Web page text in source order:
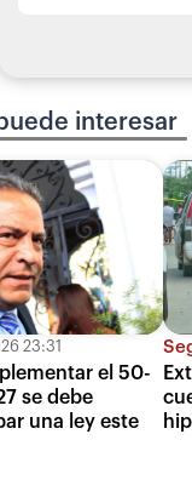
interesar
23:31
el 50-
se debe
una ley este